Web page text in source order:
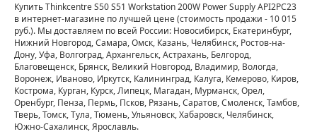
Купить Thinkcentre S50 S51 Workstation 200W Power Supply API2PC23
в интернет-магазине по лучшей цене(стоимость продажи - 10 015
руб.). Мы доставляем по всей России: Новосибирск, Екатеринбург,
Нижний Новгород, Самара, Омск, Казань, Челябинск, Ростов-на-
Дону, Уфа, Волгоград, Архангельск, Астрахань, Белгород,
Благовещенск, Брянск, Великий Новгород, Владимир, Вологда,
Воронеж, Иваново, Иркутск, Калининград, Калуга, Кемерово, Киров,
Кострома, Курган, Курск, Липецк, Магадан, Мурманск, Орел,
Оренбург, Пенза, Пермь, Псков, Рязань, Саратов, Смоленск, Тамбов,
Тверь, Томск, Тула, Тюмень, Ульяновск, Хабаровск, Челябинск,
Южно-Сахалинск, Ярославль.